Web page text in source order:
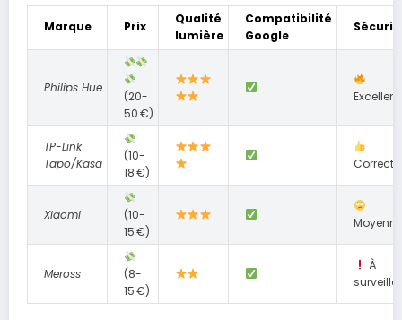
Marque Prix
Qualité
lumière
Compatibilité
Google
Philips Hue
(20-
50 €)
TP-Link
Tapo/Kasa
(10-
18 €)
Correct
Xiaomi
(10-
15 €)
Moyenne
Meross
(8-
15 €)
À
surveiller